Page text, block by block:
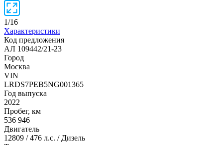
1/16
Характеристики
Код предложения
АЛ 109442/21-23
Город
Москва
VIN
LRDS7PEB5NG001365
Год выпуска
2022
Пробег, км
536 946
Двигатель
12809 / 476 л.с. / Дизель